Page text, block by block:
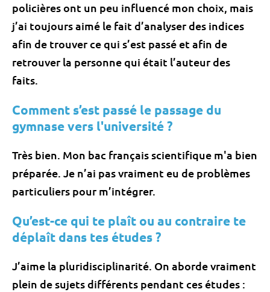
policières ont un peu influencé mon choix, mais
j’ai toujours aimé le fait d’analyser des indices
afin de trouver ce qui s’est passé et afin de
retrouver la personne qui était l’auteur des
faits.
Comment s’est passé le passage du
gymnase vers l'université ?
Très bien. Mon bac français scientifique m'a bien
préparée. Je n’ai pas vraiment eu de problèmes
particuliers pour m’intégrer.
Qu’est-ce qui te plaît ou au contraire te
déplaît dans tes études ?
J’aime la pluridisciplinarité. On aborde vraiment
plein de sujets différents pendant ces études :